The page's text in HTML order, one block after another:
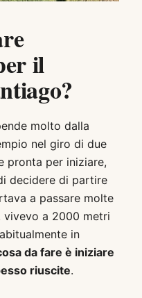
il
molto dalla
nel giro di due
pronta per iniziare,
decidere di partire
a passare molte
vivevo a 2000 metri
in
da fare è iniziare
riuscite.